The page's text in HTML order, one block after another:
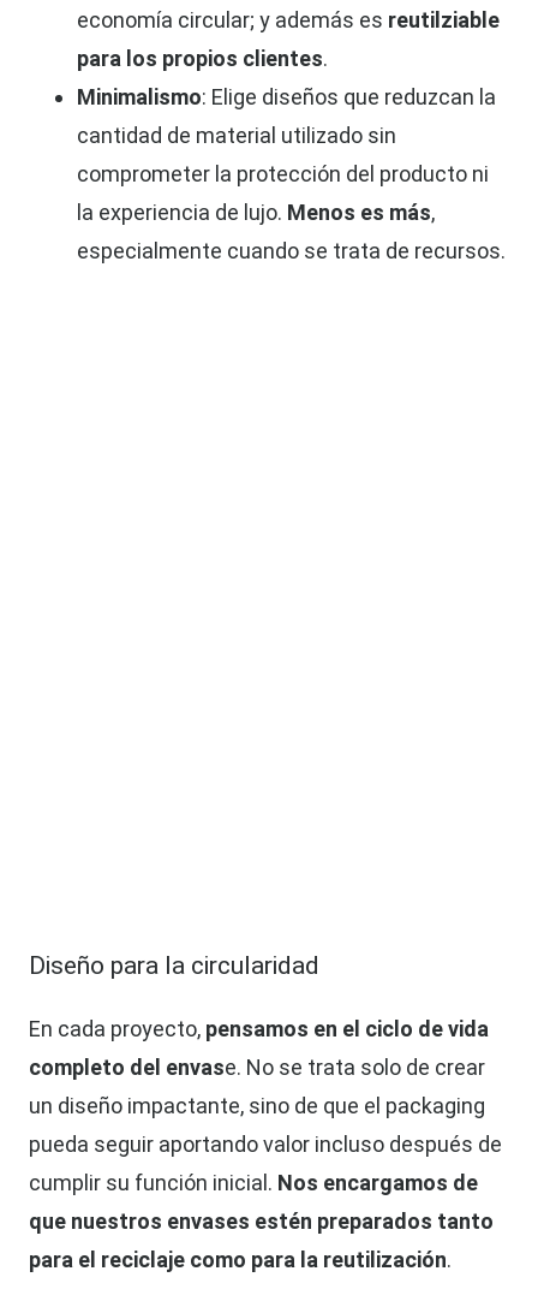
economía circular; y además es reutilziable
para los propios clientes.
Minimalismo: Elige diseños que reduzcan la
cantidad de material utilizado sin
comprometer la protección del producto ni
la experiencia de lujo. Menos es más,
especialmente cuando se trata de recursos.
Diseño para la circularidad
En cada proyecto, pensamos en el ciclo de vida
completo del envase. No se trata solo de crear
un diseño impactante, sino de que el packaging
pueda seguir aportando valor incluso después de
cumplir su función inicial. Nos encargamos de
que nuestros envases estén preparados tanto
para el reciclaje como para la reutilización.